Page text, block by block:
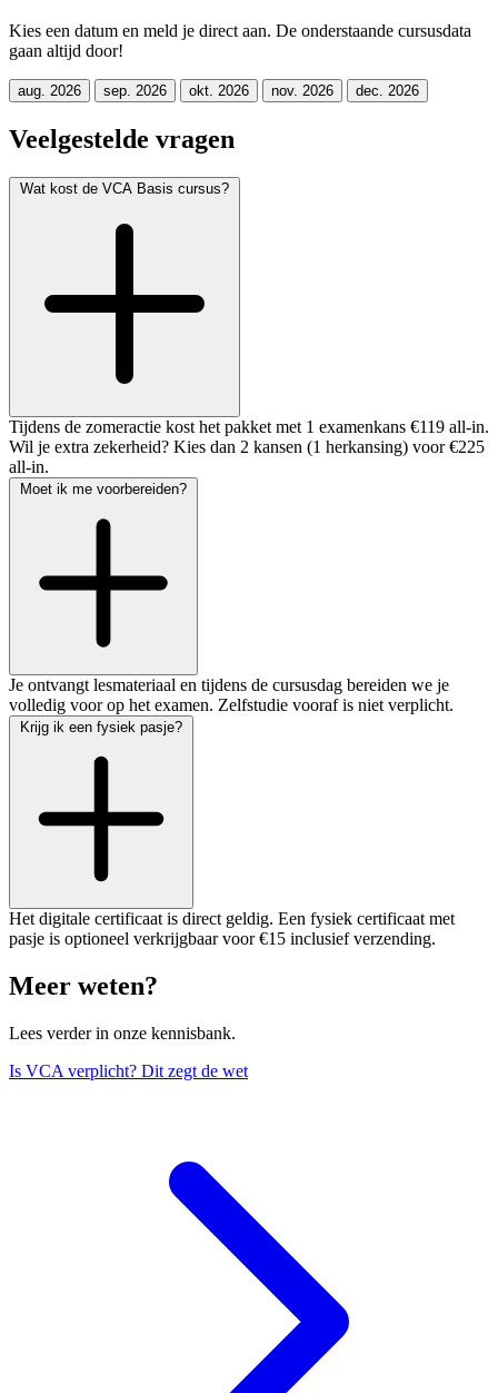
Kies een datum en meld je direct aan. De onderstaande cursusdata
gaan altijd door!
aug. 2026 sep. 2026 okt. 2026 nov. 2026 dec. 2026
Veelgestelde vragen
Wat kost de VCA Basis cursus?
Tijdens de zomeractie kost het pakket met 1 examenkans €119 all-in.
Wil je extra zekerheid? Kies dan 2 kansen (1 herkansing) voor €225
all-in.
Moet ik me voorbereiden?
Je ontvangt lesmateriaal en tijdens de cursusdag bereiden we je
volledig voor op het examen. Zelfstudie vooraf is niet verplicht.
Krijg ik een fysiek pasje?
Het digitale certificaat is direct geldig. Een fysiek certificaat met
pasje is optioneel verkrijgbaar voor €15 inclusief verzending.
Meer weten?
Lees verder in onze kennisbank.
Is VCA verplicht? Dit zegt de wet